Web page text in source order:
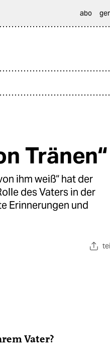
abo
Tränen“
ihm weiß“ hat der
des Vaters in der
Erinnerungen und
Vater?